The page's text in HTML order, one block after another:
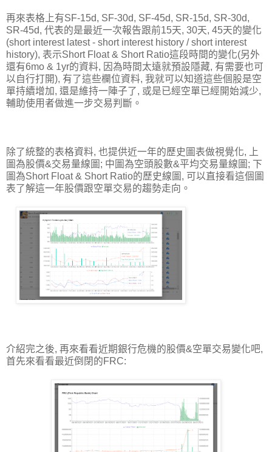
再來表格上有SF-15d, SF-30d, SF-45d, SR-15d, SR-30d,
SR-45d, 代表的是最近一次報告跟前15天, 30天, 45天的變化
(short interest latest - short interest history / short interest
history), 表示Short Float & Short Ratio這段時間的變化(另外
還有6mo & 1yr的資料, 因為時間太遠就預設隱藏, 有需要也可
以自行打開), 有了這些欄位資料, 我就可以知道這些個股是空
單持續增加, 還是維持一陣子了, 或是已經空單已經開始減少,
輔助使用者做進一步交易判斷。
除了統整的表格資料, 也提供近一年的歷史圖表做視覺化, 上
圖為股價&交易量線圖; 中圖為空頭股數&平均交易量線圖; 下
圖為Short Float & Short Ratio的歷史線圖, 可以直接看這個圖
表了解這一年股價跟空單交易的趨勢走向。
介紹完之後, 再來看看近期銀行危機的股價&空單交易變化吧,
首先來看看最近倒閉的FRC: